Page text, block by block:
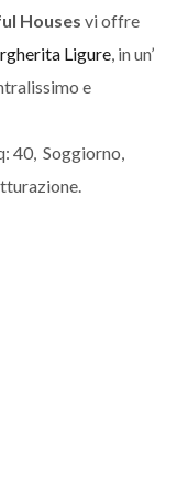
Houses vi offre
Ligure, in un’
e
40, Soggiorno,